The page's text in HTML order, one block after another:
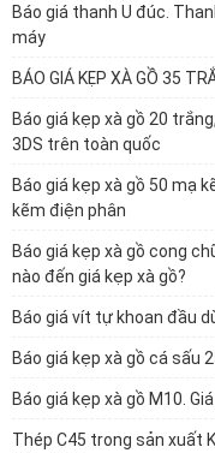
Báo giá thanh U đúc.
máy
BÁO GIÁ KẸP XÀ GỒ 35
Báo giá kẹp xà gồ 20
3DS trên toàn quốc
Báo giá kẹp xà gồ 50 mạ
kẽm điện phân
Báo giá kẹp xà gồ cong
nào đến giá kẹp xà gồ?
Báo giá vít tự khoan đầu
Báo giá kẹp xà gồ cá sấu
Báo giá kẹp xà gồ M10.
Thép C45 trong sản xuất